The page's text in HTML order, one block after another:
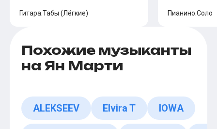
Гитара.Табы (Лёгкие) Пианино.Соло
Похожие музыканты
на Ян Марти
ALEKSEEV Elvira T IOWA